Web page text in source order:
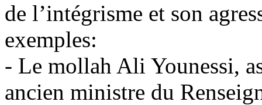
de l’intégrisme et son
exemples:
- Le mollah Ali Younessi,
ancien ministre du